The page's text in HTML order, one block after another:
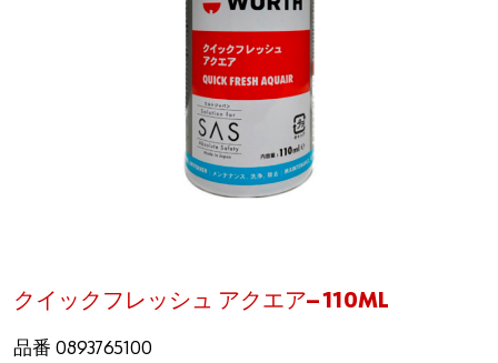
クイックフレッシュ アクエア― 110ML
品番 0893765100